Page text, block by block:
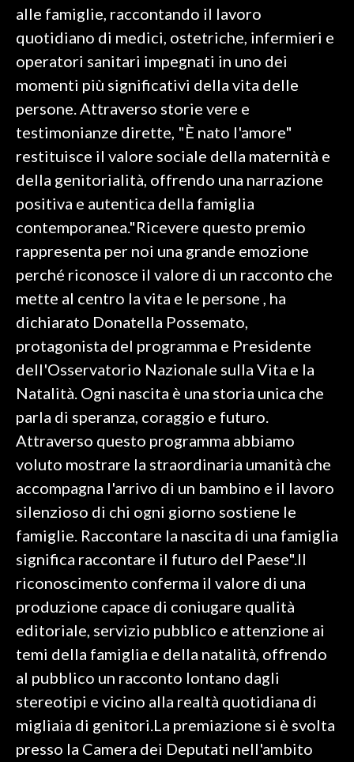
INSULARITÀ
INFO AZIENDE
ABBONATI
alle famiglie, raccontando il lavoro
quotidiano di medici, ostetriche, infermieri e
operatori sanitari impegnati in uno dei
momenti più significativi della vita delle
persone. Attraverso storie vere e
testimonianze dirette, "È nato l'amore"
restituisce il valore sociale della maternità e
della genitorialità, offrendo una narrazione
positiva e autentica della famiglia
contemporanea."Ricevere questo premio
rappresenta per noi una grande emozione
perché riconosce il valore di un racconto che
mette al centro la vita e le persone , ha
dichiarato Donatella Possemato,
protagonista del programma e Presidente
dell'Osservatorio Nazionale sulla Vita e la
Natalità. Ogni nascita è una storia unica che
parla di speranza, coraggio e futuro.
Attraverso questo programma abbiamo
voluto mostrare la straordinaria umanità che
accompagna l'arrivo di un bambino e il lavoro
silenzioso di chi ogni giorno sostiene le
famiglie. Raccontare la nascita di una famiglia
significa raccontare il futuro del Paese".Il
riconoscimento conferma il valore di una
produzione capace di coniugare qualità
editoriale, servizio pubblico e attenzione ai
temi della famiglia e della natalità, offrendo
al pubblico un racconto lontano dagli
stereotipi e vicino alla realtà quotidiana di
migliaia di genitori.La premiazione si è svolta
presso la Camera dei Deputati nell'ambito